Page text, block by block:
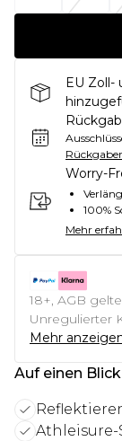
EU Zoll-
Worry-
100%
Mehr
18+, AGB
Unregulierter
Mehr
Auf einen Blick
Athleisure-